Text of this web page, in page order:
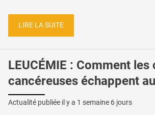
LIRE LA SUITE
LEUCÉMIE : Comment les
cancéreuses échappent
Actualité publiée il y a 1 semaine 6 jours